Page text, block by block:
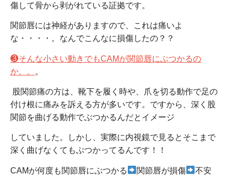
傷して骨から剥がれている証拠です。
関節唇には神経がありますので、これは痛いよ
な・・・・。なんでこんなに損傷したの？？
❸そんな小さい動きでもCAMが関節唇にぶつかるの
か。。
。
股関節痛の方は、靴下を履く時や、爪を切る動作で足の
付け根に痛みを訴える方が多いです。ですから、深く股
関節を曲げる動作でぶつかるんだとイメージ
していました。しかし、実際に内視鏡で見るとそこまで
深く曲げなくてもぶつかってるんです！！
CAMが何度も関節唇にぶつかる 関節唇が損傷 不安